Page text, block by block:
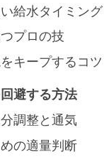
給水タイミング
プロの技
キープするコツ
避する方法
調整と通気
の適量判断